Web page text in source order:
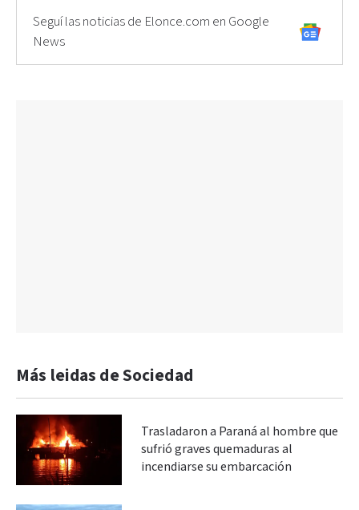
Seguí las noticias de Elonce.com en Google
News
Más leidas de Sociedad
Trasladaron a Paraná al hombre que
sufrió graves quemaduras al
incendiarse su embarcación